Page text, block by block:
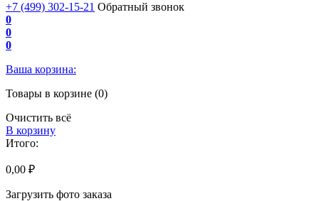
+7 (499) 302-15-21 Обратный звонок
0
0
0
Ваша корзина:
Товары в корзине (0)
Очистить всё
В корзину
Итого:
0,00 ₽
Загрузить фото заказа